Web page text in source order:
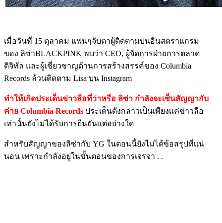
เมื่อวันที่ 15 ตุลาคม แฟนๆจับตาผู้ติดตามบนอินสตราแกรม
ของ ลิซ่าBLACKPINK พบว่า CEO, ผู้จัดการฝ่ายการตลาด
ดิจิทัล และผู้เชี่ยวชาญด้านการสร้างสรรค์ของ Columbia
Records ล้วนติดตาม Lisa บน Instagram
ทำให้เกิดประเด็นข่าวลือที่ว่าหรือ ลิซ่า กำลังจะเซ็นสัญญากับ
ค่าย Columbia Records ประเด็นดังกล่าวเป็นเพียงเเค่ข่าวลือ
เท่านั้นยังไม่ได้รับการยืนยันเเต่อย่างใด
สำหรับสัญญาของลิซ่ากับ YG ในตอนนี้ยังไม่ได้ข้อสรุปที่เเน่
นอน เพราะกำลังอยู่ในขั้นตอนของการเจรจา . .